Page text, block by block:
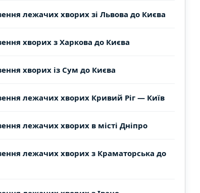
лежачих хворих зі Львова до Києва
хворих з Харкова до Києва
хворих із Сум до Києва
лежачих хворих Кривий Ріг — Київ
лежачих хворих в місті Дніпро
лежачих хворих з Краматорська до